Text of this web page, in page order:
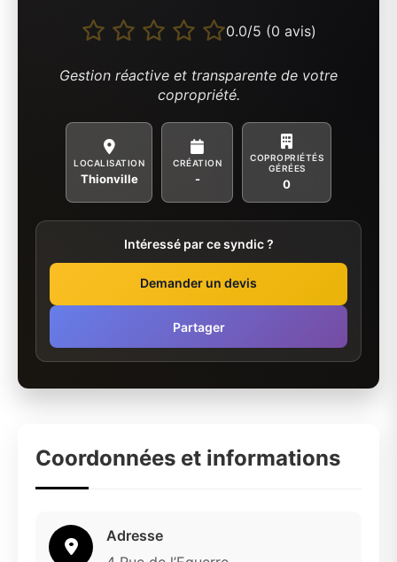
0.0/5 (0 avis)
Gestion réactive et transparente de votre
copropriété.
LOCALISATION
Thionville
CRÉATION
-
COPROPRIÉTÉS
GÉRÉES
0
Intéressé par ce syndic ?
Demander un devis
Partager
Coordonnées et informations
Adresse